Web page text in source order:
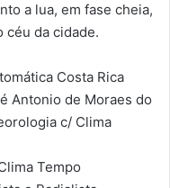
a lua, em fase cheia,
céu da cidade.
Costa Rica
Antonio de Moraes do
c/ Clima
Tempo